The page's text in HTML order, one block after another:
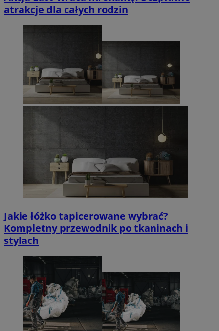
atrakcje dla całych rodzin
Jakie łóżko tapicerowane wybrać?
Kompletny przewodnik po tkaninach i
stylach